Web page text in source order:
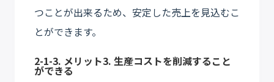
つことが出来るため、安定した売上を見込むこ
とができます。
2-1-3. メリット3. 生産コストを削減すること
ができる